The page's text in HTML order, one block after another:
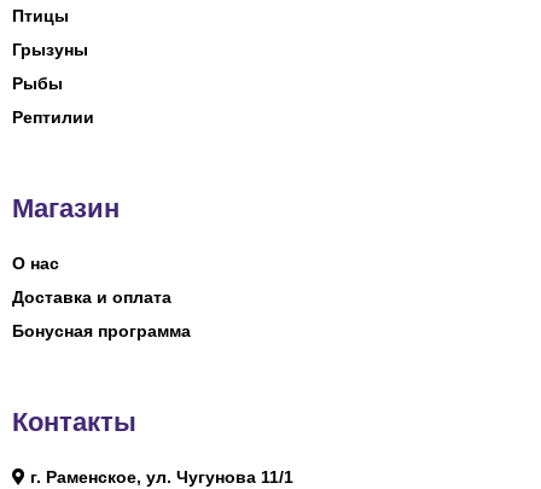
Птицы
Грызуны
Рыбы
Рептилии
Магазин
О нас
Доставка и оплата
Бонусная программа
Контакты
г. Раменское, ул. Чугунова 11/1